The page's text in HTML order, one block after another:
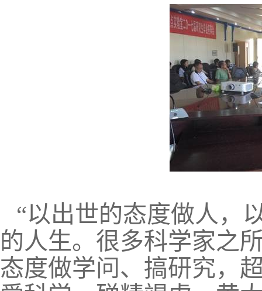
“以出世的态度做人，
的人生。很多科学家之
态度做学问、搞研究，